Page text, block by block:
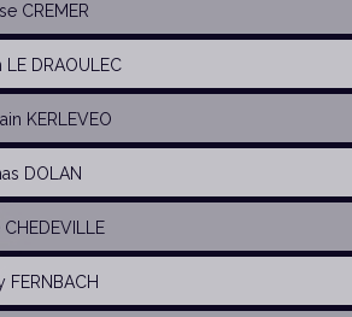
CREMER
LE DRAOULEC
KERLEVEO
DOLAN
CHEDEVILLE
FERNBACH